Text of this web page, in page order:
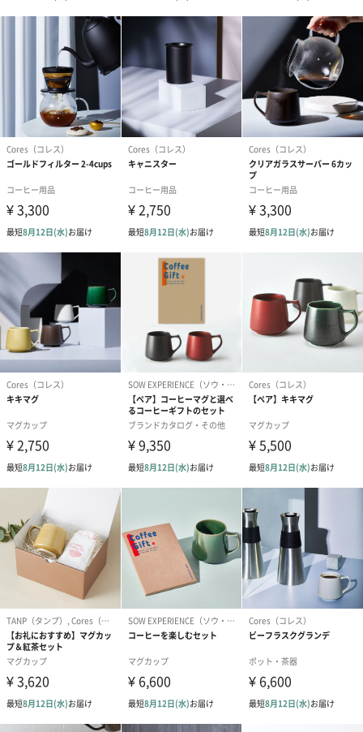
Coresは、コーヒーを愛する人たちそれぞれに、スペシャルティコ
ーヒーの多彩な個性をそのままに伝える、コーヒーツールブラン
ドです。
食卓をスタイリッシュに
「食卓をもっとおしゃれにしたい」という方にぴったりの商品と
なっています。
ご家族やご友人の大切な日やお祝いの日に、贈ってみてはいかが
商品詳細情報
原材料
ホウケイ酸ガラス、竹
箱）
150㎜×125㎜×115㎜
重量
内容
・取扱説明書
原産国
中国
商品オプション情報
お届けボックスオプション
配送用のダンボールを装飾いたします。お相手のご住所に直接お
送りする際に人気のオプションです。お相手に直接手渡しする場
合は、紙袋との併用もおすすめです。